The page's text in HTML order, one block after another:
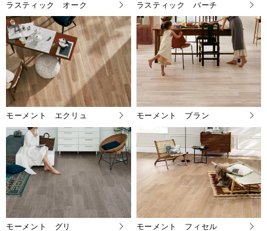
ラスティック オーク ラスティック バーチ
モーメント エクリュ モーメント ブラン
モーメント グリ モーメント フィセル